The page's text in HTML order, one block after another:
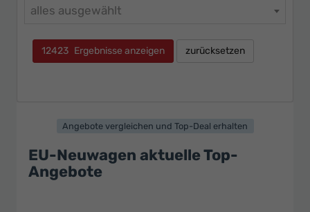
alles ausgewählt
12423 Ergebnisse anzeigen zurücksetzen
Angebote vergleichen und Top-Deal erhalten
EU-Neuwagen aktuelle Top-
Angebote